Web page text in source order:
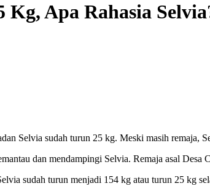
Apa Rahasia
Selvia sudah turun 25 kg. Meski masih remaja,
dan mendampingi Selvia. Remaja asal
sudah turun menjadi 154 kg atau turun 25 kg